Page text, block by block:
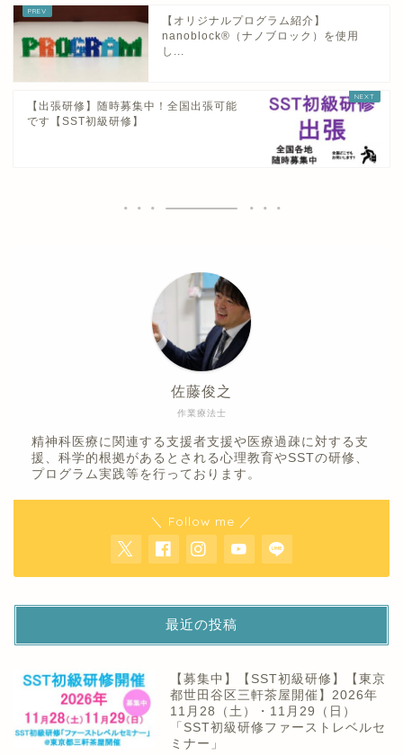
【オリジナルプログラム紹介】
nanoblock®（ナノブロック）を使用
し...
【出張研修】随時募集中！全国出張可能
です【SST初級研修】
作業療法士
佐藤俊之
精神科医療に関連する支援者支援や医療過疎に対する支
援、科学的根拠があるとされる心理教育やSSTの研修、
プログラム実践等を行っております。
＼ Follow me ／
最近の投稿
【募集中】【SST初級研修】【東京
都世田谷区三軒茶屋開催】2026年
11月28（土）・11月29（日）
「SST初級研修ファーストレベルセ
ミナー」